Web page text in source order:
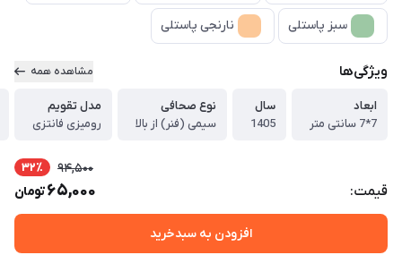
سبز پاستلی نارنجی پاستلی
ویژگی‌ها مشاهده همه
ابعاد
7*7 سانتی متر
سال
1405
نوع صحافی
سیمی (فنر) از بالا
مدل تقویم
رومیزی فانتزی
قیمت:
94,500 32٪
65,000تومان
افزودن به سبدخرید